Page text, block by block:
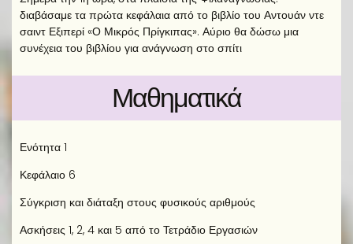
διαβάσαμε τα πρώτα κεφάλαια από το βιβλίο του Αντουάν ντε
σαιντ Εξιπερί «Ο Μικρός Πρίγκιπας». Αύριο θα δώσω μια
συνέχεια του βιβλίου για ανάγνωση στο σπίτι
Μαθηματικά
Ενότητα 1
Κεφάλαιο 6
Σύγκριση και διάταξη στους φυσικούς αριθμούς
Ασκήσεις 1, 2, 4 και 5 από το Τετράδιο Εργασιών